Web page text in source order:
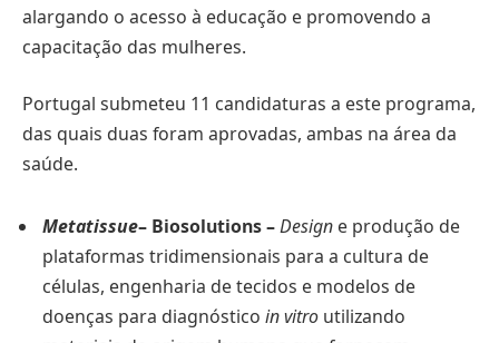
alargando o acesso à educação e promovendo a
capacitação das mulheres.
Portugal submeteu 11 candidaturas a este programa,
das quais duas foram aprovadas, ambas na área da
saúde.
Metatissue– Biosolutions–Design e produção de
plataformas tridimensionais para a cultura de
células, engenharia de tecidos e modelos de
doenças para diagnóstico in vitro utilizando